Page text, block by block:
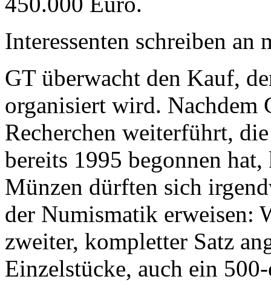
Interessenten schreiben
GT überwacht den Kauf,
organisiert wird. Nachdem
Recherchen weiterführt,
bereits 1995 begonnen
Münzen dürften sich
der Numismatik erweisen:
zweiter, kompletter Satz
Einzelstücke, auch ein